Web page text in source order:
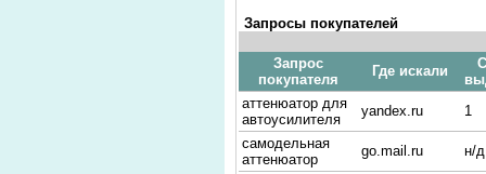
Запросы покупателей
Запрос
покупателя
Где искали
аттенюатор для
автоусилителя
yandex.ru
1
самодельная
аттенюатор
go.mail.ru
н/д